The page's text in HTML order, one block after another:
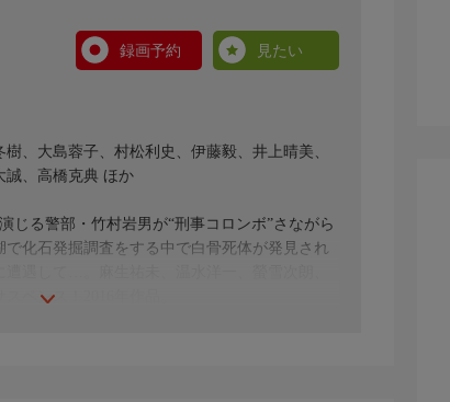
録画予約
見たい
、大島蓉子、村松利史、伊藤毅、井上晴美、
誠、高橋克典 ほか
じる警部・竹村岩男が“刑事コロンボ”さながら
化石発掘調査をする中で白骨死体が発見され
ペンス！2016年作品。